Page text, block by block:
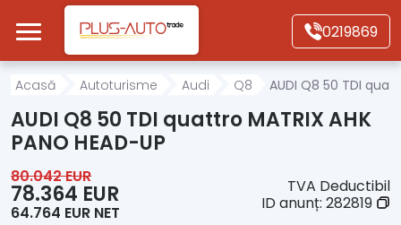
Mergi direct la conținutul principal
0219869
Acasă
Autoturisme
Motociclete
Acasă Autoturisme Audi Q8 AUDI Q8 50 TDI
AUDI Q8 50 TDI quattro MATRIX AHK
PANO HEAD-UP
80.042 EUR
78.364 EUR
64.764 EUR NET
TVA Deductibil
ID anunț: 282819